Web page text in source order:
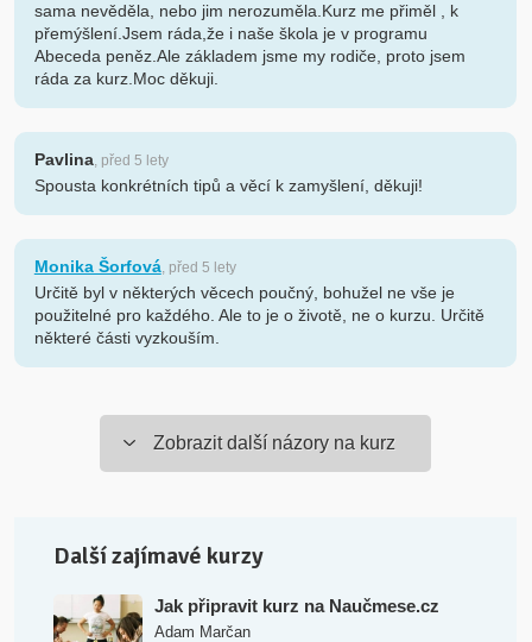
sama nevěděla, nebo jim nerozuměla.Kurz me přiměl , k
přemýšlení.Jsem ráda,že i naše škola je v programu
Abeceda peněz.Ale základem jsme my rodiče, proto jsem
ráda za kurz.Moc děkuji.
Pavlina, před 5 lety
Spousta konkrétních tipů a věcí k zamyšlení, děkuji!
Monika Šorfová, před 5 lety
Určitě byl v některých věcech poučný, bohužel ne vše je
použitelné pro každého. Ale to je o životě, ne o kurzu. Určitě
některé části vyzkouším.
Zobrazit další názory na kurz
Další zajímavé kurzy
Jak připravit kurz na Naučmese.cz
Adam Marčan